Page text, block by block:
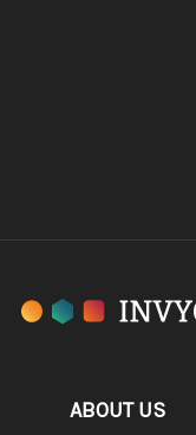
ABOUT US